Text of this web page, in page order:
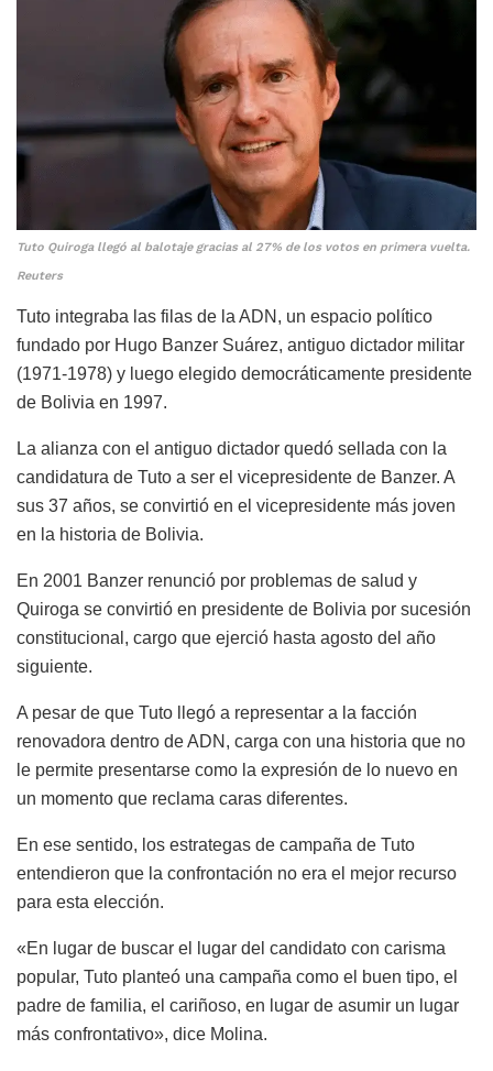
Tuto Quiroga llegó al balotaje gracias al 27% de los votos en primera vuelta.
Reuters
Tuto integraba las filas de la ADN, un espacio político
fundado por Hugo Banzer Suárez, antiguo dictador militar
(1971-1978) y luego elegido democráticamente presidente
de Bolivia en 1997.
La alianza con el antiguo dictador quedó sellada con la
candidatura de Tuto a ser el vicepresidente de Banzer. A
sus 37 años, se convirtió en el vicepresidente más joven
en la historia de Bolivia.
En 2001 Banzer renunció por problemas de salud y
Quiroga se convirtió en presidente de Bolivia por sucesión
constitucional, cargo que ejerció hasta agosto del año
siguiente.
A pesar de que Tuto llegó a representar a la facción
renovadora dentro de ADN, carga con una historia que no
le permite presentarse como la expresión de lo nuevo en
un momento que reclama caras diferentes.
En ese sentido, los estrategas de campaña de Tuto
entendieron que la confrontación no era el mejor recurso
para esta elección.
«En lugar de buscar el lugar del candidato con carisma
popular, Tuto planteó una campaña como el buen tipo, el
padre de familia, el cariñoso, en lugar de asumir un lugar
más confrontativo», dice Molina.